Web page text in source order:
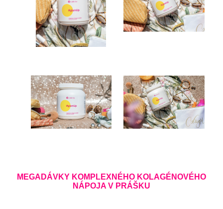
MEGADÁVKY KOMPLEXNÉHO KOLAGÉNOVÉHO
NÁPOJA V PRÁŠKU